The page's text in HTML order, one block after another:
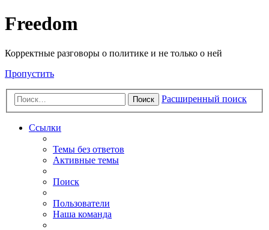
Freedom
Корректные разговоры о политике и не только о ней
Пропустить
Поиск Расширенный поиск
Ссылки
Темы без ответов
Активные темы
Поиск
Пользователи
Наша команда